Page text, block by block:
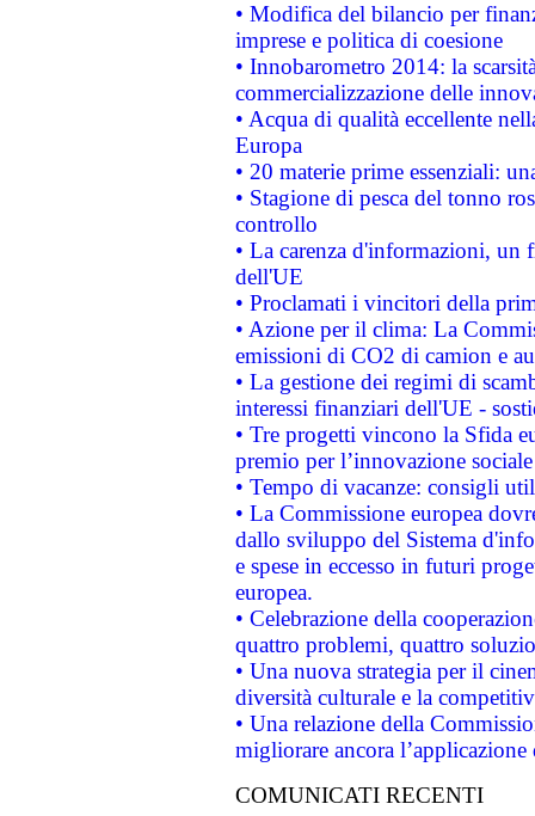
• Modifica del bilancio per
imprese e politica di coesione
• Innobarometro 2014: la
commercializzazione delle
• Acqua di qualità eccellente
Europa
• 20 materie prime essenziali:
• Stagione di pesca del tonno
controllo
• La carenza d'informazioni, un
dell'UE
• Proclamati i vincitori della
• Azione per il clima: La
emissioni di CO2 di camion e
• La gestione dei regimi di
interessi finanziari dell'UE -
• Tre progetti vincono la Sfida
premio per l’innovazione sociale
• Tempo di vacanze: consigli
• La Commissione europea
dallo sviluppo del Sistema
e spese in eccesso in futuri
europea.
• Celebrazione della
quattro problemi, quattro
• Una nuova strategia per il
diversità culturale e la
• Una relazione della
migliorare ancora
COMUNICATI RECENTI